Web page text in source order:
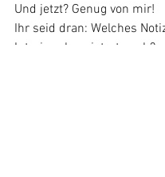
Und jetzt? Genug von mir!
Ihr seid dran: Welches
Interieur begeistert euch?